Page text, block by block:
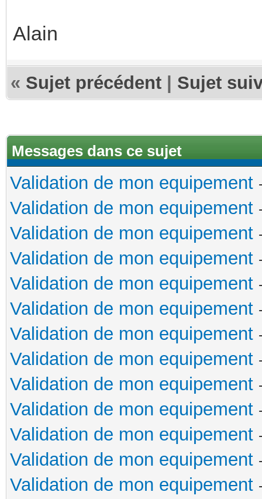
Alain
« Sujet précédent Sujet
Messages dans ce sujet
Validation de mon equipement
Validation de mon equipement
Validation de mon equipement
Validation de mon equipement
Validation de mon equipement
Validation de mon equipement
Validation de mon equipement
Validation de mon equipement
Validation de mon equipement
Validation de mon equipement
Validation de mon equipement
Validation de mon equipement
Validation de mon equipement